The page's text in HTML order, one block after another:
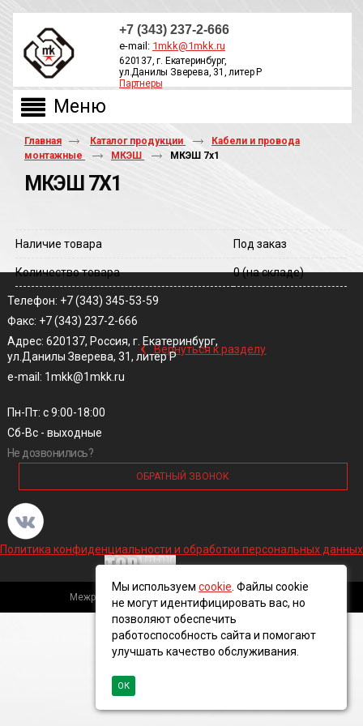
+7 (343) 237-2-666
e-mail: 1mkk@1mkk.ru
620137, г. Екатеринбург,
ул.Данилы Зверева, 31, литер Р
Партнеры
Главная Каталог продукции
Кабели и провода
монтажные
МКЭШ МКЭШ 7х1
МКЭШ 7Х1
Наличие товара Под заказ
Количество товара 0(на складе)
‹ Вернуться к разделу
Телефон: +7 (343) 345-53-59
Факс: +7 (343) 237-2-666
Адрес: 620137, Россия, г. Екатеринбург,
ул.Данилы Зверева, 31, литер Р
e-mail: 1mkk@1mkk.ru
Пн-Пт: с 9:00-18:00
Сб-Вс - выходные
Не дозвонились?
ОБРАТНЫЙ ЗВОНОК
Политика конфиденциальности и обработки персональных данных
Межрегиональная кабельная компания, 2016 ©
Мы используем cookie . Файлы cookie
не могут идентифицировать вас, но
позволяют обеспечить
работоспособность сайта и помогают
улучшать качество обслуживания.
ОК